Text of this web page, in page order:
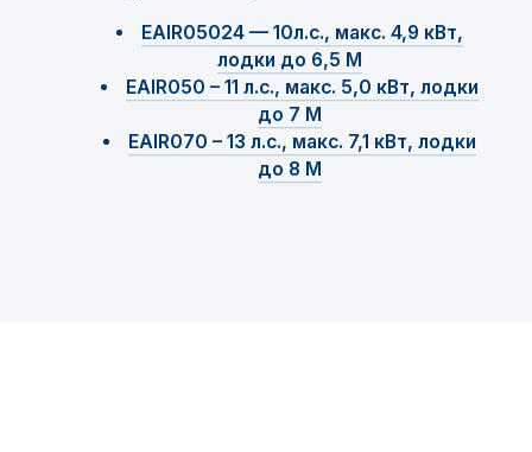
EAIR05024 — 10л.с., макс. 4,9 кВт,
лодки до 6,5 M
EAIR050 – 11 л.с., макс. 5,0 кВт, лодки
до 7 M
EAIR070 – 13 л.с., макс. 7,1 кВт, лодки
до 8 M